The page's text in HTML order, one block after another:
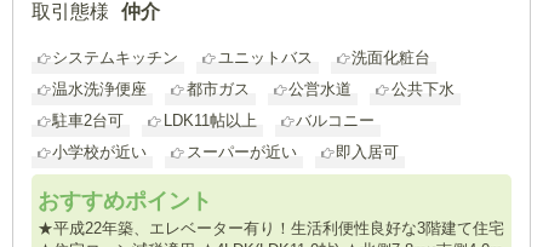
取引態様
仲介
システムキッチン ユニットバス
洗面化粧台
温水洗浄便座
都市ガス 公営水道
公共下水
駐車2台可
LDK11帖以上
バルコニー
小学校が近い
スーパーが近い 即入居可
おすすめポイント
★平成22年築、エレベーター有り！生活利便性良好な3階建て住宅